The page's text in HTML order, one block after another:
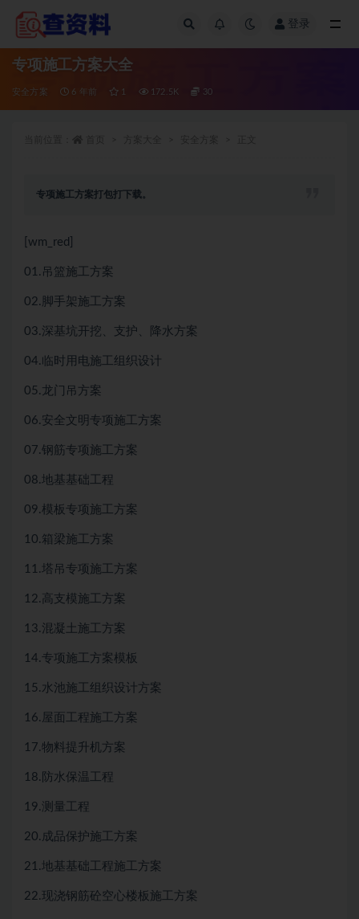
登录
专项施工方案大全
安全方案 6 年前 1 172.5K 30
专项施工方案打包打下载。
[wm_red]
01.吊篮施工方案
02.脚手架施工方案
03.深基坑开挖、支护、降水方案
04.临时用电施工组织设计
05.龙门吊方案
06.安全文明专项施工方案
07.钢筋专项施工方案
08.地基基础工程
09.模板专项施工方案
10.箱梁施工方案
11.塔吊专项施工方案
12.高支模施工方案
13.混凝土施工方案
14.专项施工方案模板
15.水池施工组织设计方案
16.屋面工程施工方案
17.物料提升机方案
18.防水保温工程
19.测量工程
20.成品保护施工方案
21.地基基础工程施工方案
22.现浇钢筋砼空心楼板施工方案